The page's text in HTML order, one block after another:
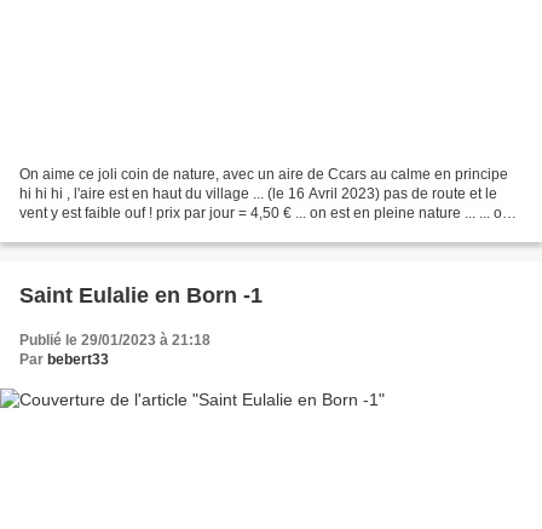
On aime ce joli coin de nature, avec un aire de Ccars au calme en principe
hi hi hi , l'aire est en haut du village ... (le 16 Avril 2023) pas de route et le
vent y est faible ouf ! prix par jour = 4,50 € ... on est en pleine nature ... ... on
Saint Eulalie en Born -1
Publié le 29/01/2023 à 21:18
Par bebert33